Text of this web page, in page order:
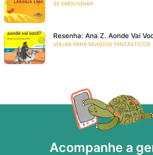
SE EMOCIONAR
Resenha: Ana Z. Aonde Vai
VIAJAR PARA MUNDOS FANTÁSTICOS
Acompanhe a